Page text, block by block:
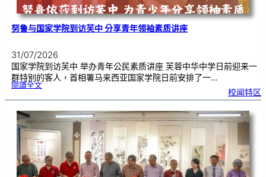
努鲁与国家学院到访芙中 分享青年领袖素质讲座
31/07/2026
国家学院到访芙中 举办青年公民素质讲座 芙蓉中华中学日前迎来一
群特别的客人，首相署马来西亚国家学院日前安排了一…
閱讀全文:努
国
学
院
到
访
中
分
享
青
年
领
袖
素
质
讲
座
校闻特区